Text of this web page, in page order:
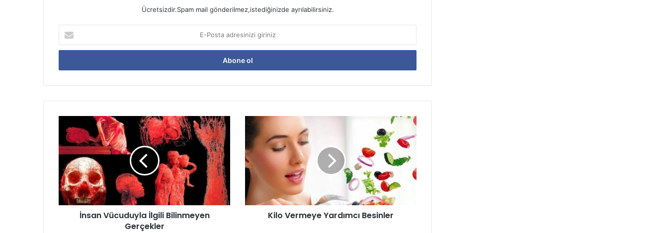
Ücretsizdir.Spam mail gönderilmez,istediğinizde ayrılabilirsiniz.
Posta
adresinizi
Vücuduyla
İlgili
Bilinmeyen
Gerçekler
İnsan Vücuduyla İlgili Bilinmeyen
Gerçekler
Yardımcı
Besinler
Kilo Vermeye Yardımcı Besinler